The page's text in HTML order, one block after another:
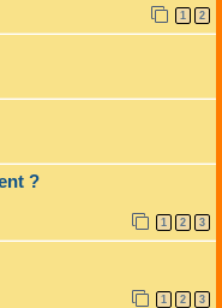
1 2
?
1 2 3
1 2 3